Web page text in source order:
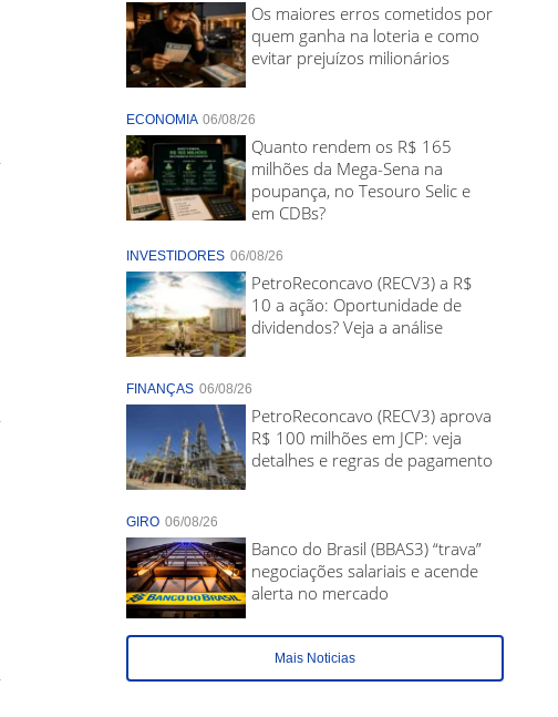
Os maiores erros cometidos por
quem ganha na loteria e como
evitar prejuízos milionários
ECONOMIA 06/08/26
Quanto rendem os R$ 165
milhões da Mega-Sena na
poupança, no Tesouro Selic e
em CDBs?
INVESTIDORES 06/08/26
PetroReconcavo (RECV3) a R$
10 a ação: Oportunidade de
dividendos? Veja a análise
FINANÇAS 06/08/26
PetroReconcavo (RECV3) aprova
R$ 100 milhões em JCP: veja
detalhes e regras de pagamento
GIRO 06/08/26
Banco do Brasil (BBAS3) “trava”
negociações salariais e acende
alerta no mercado
Mais Noticias